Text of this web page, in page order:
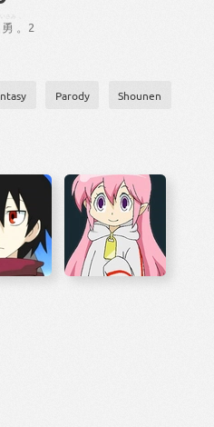
勇 。 2
Parody Shounen